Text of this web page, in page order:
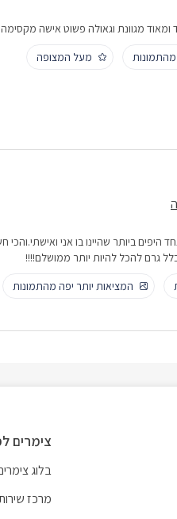
מגוונת וגאולה פשוט אישה
מהתמונות
מעל המצופה
היפים ביותר שהיינו בו אני ואישתי.והכי
גרם להכל להיות יותר ממושלם!!!!
המציאות יותר יפה מהתמונות
צימרים
בלוג
מרכז